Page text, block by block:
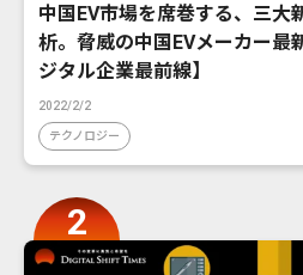
中国EV市場を席巻する、三大
析。脅威の中国EVメーカー最
ジタル企業最前線】
2022/2/2
テクノロジー